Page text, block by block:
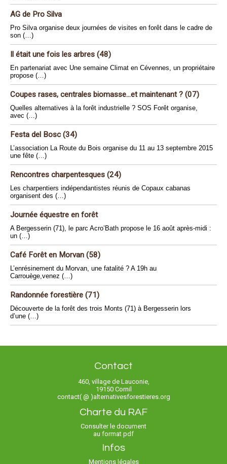
AG de Pro Silva
Pro Silva organise deux journées de visites en forêt dans le cadre de
son (…)
Il était une fois les arbres (48)
En partenariat avec Une semaine Climat en Cévennes, un propriétaire
propose (…)
Coupes rases, centrales biomasse...et maintenant ? (07)
Quelles alternatives à la forêt industrielle ? SOS Forêt organise,
avec (…)
Festa del Bosc (34)
L’association La Route du Bois organise du 11 au 13 septembre 2015
une fête (…)
Rencontres charpentesques (24)
Les charpentiers indépendantistes réunis de Copaux cabanas
organisent des (…)
Journée équestre en forêt
A Bergesserin (71), le parc Acro’Bath propose le 16 août après-midi :
un (…)
Café Forêt en Morvan (58)
L’enrésinement du Morvan, une fatalité ? A 19h au
Carrouège,venez (…)
Randonnée forestière (71)
Découverte de la forêt des trois Monts (71) à Bergesserin lors
d’une (…)
Contact
460, village de Lauconie,
19150 Cornil
contact( @ )alternativesforestieres.org
Charte du RAF
Consulter le document
au format pdf
Infos
Mentions légales